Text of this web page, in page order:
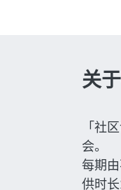
关
「社
会。
每期
供时